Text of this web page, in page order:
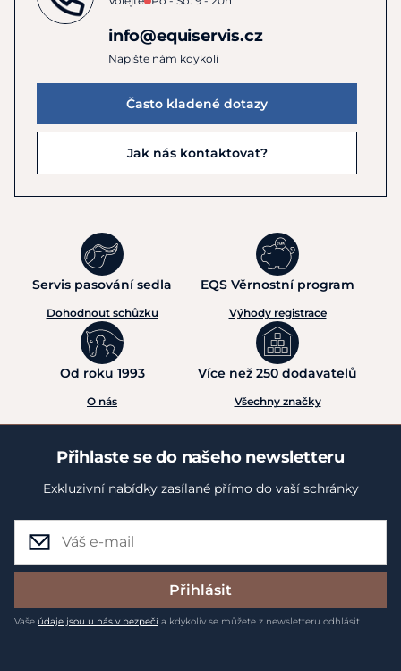
info@equiservis.cz
Napište nám kdykoli
Často kladené dotazy
Jak nás kontaktovat?
Servis pasování sedla
Dohodnout schůzku
EQS Věrnostní program
Výhody registrace
Od roku 1993
O nás
Více než 250 dodavatelů
Všechny značky
Přihlaste se do našeho newsletteru
Exkluzivní nabídky zasílané přímo do vaší schránky
Přihlásit
Vaše údaje jsou u nás v bezpečí a kdykoliv se můžete z newsletteru odhlásit.